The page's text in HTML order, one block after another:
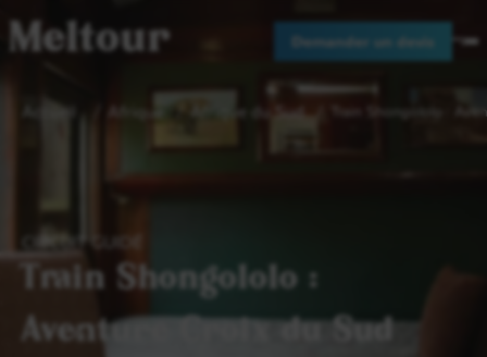
Meltour Demander un devis
Accueil Afrique Afrique du Sud Train Shongololo :
CIRCUIT GUIDÉ
Train Shongololo :
Aventure Croix du Sud